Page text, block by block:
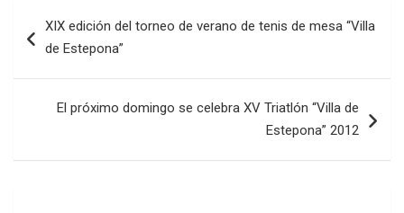
de
XIX edición del torneo de verano de tenis de mesa “Villa
de Estepona”
El próximo domingo se celebra XV Triatlón “Villa de
Estepona” 2012